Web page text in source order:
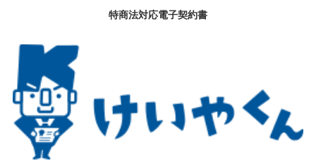
特商法対応電子契約書